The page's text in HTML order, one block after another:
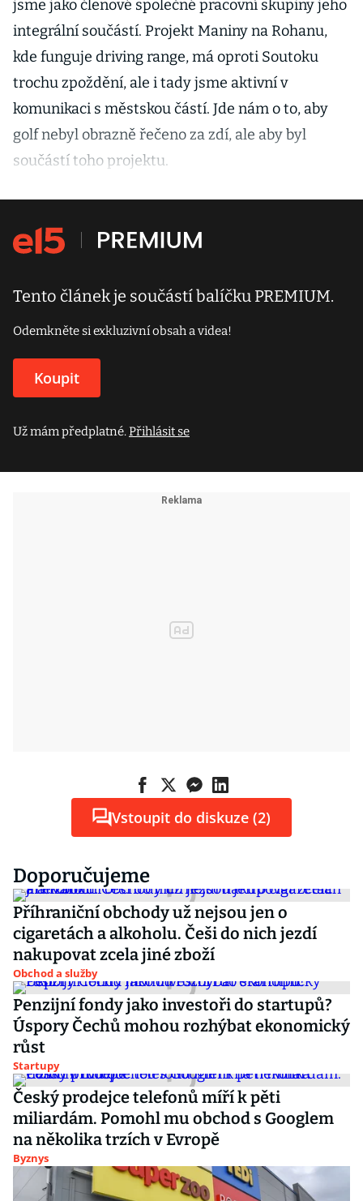
jsme jako členové společné pracovní skupiny jeho
integrální součástí. Projekt Maniny na Rohanu,
kde funguje driving range, má oproti Soutoku
trochu zpoždění, ale i tady jsme aktivní v
komunikaci s městskou částí. Jde nám o to, aby
golf nebyl obrazně řečeno za zdí, ale aby byl
součástí toho projektu.
Tento článek je součástí balíčku PREMIUM.
Odemkněte si exkluzivní obsah a videa!
Koupit
Už mám předplatné.Přihlásit se
Vstoupit do diskuze (2)
Doporučujeme
Příhraniční obchody už nejsou jen o
cigaretách a alkoholu. Češi do nich jezdí
nakupovat zcela jiné zboží
Obchod a služby
Penzijní fondy jako investoři do startupů?
Úspory Čechů mohou rozhýbat ekonomický
růst
Startupy
Český prodejce telefonů míří k pěti
miliardám. Pomohl mu obchod s Googlem
na několika trzích v Evropě
Byznys